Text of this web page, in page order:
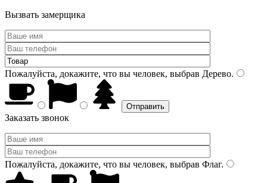
Вызвать замерщика
Пожалуйста, докажите, что вы человек, выбрав Дерево.
Заказать звонок
Пожалуйста, докажите, что вы человек, выбрав Флаг.